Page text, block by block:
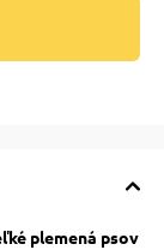
plemená psov